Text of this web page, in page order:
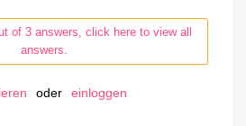
of 3 answers, click here to view all
answers.
oder einloggen